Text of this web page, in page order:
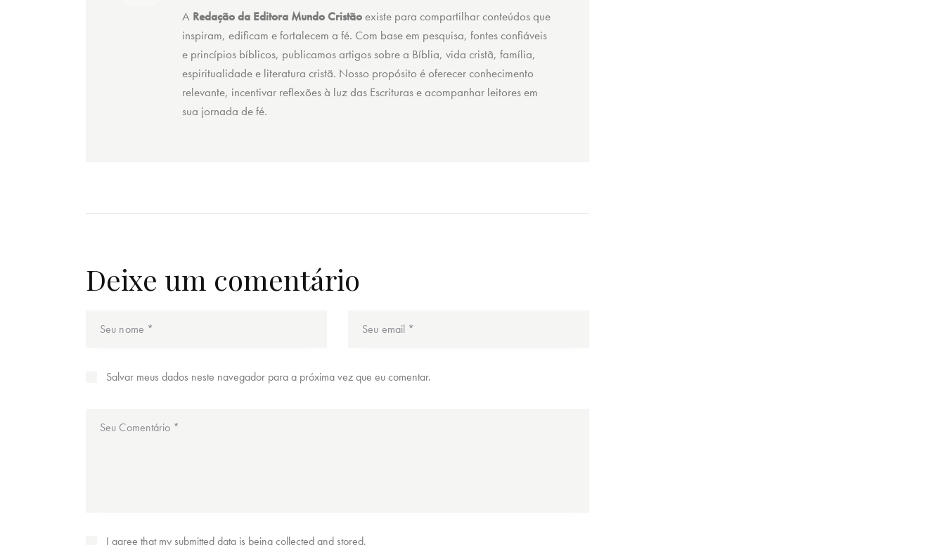
A Redação da Editora Mundo Cristãoexiste para compartilhar conteúdos que
inspiram, edificam e fortalecem a fé. Com base em pesquisa, fontes confiáveis
e princípios bíblicos, publicamos artigos sobre a Bíblia, vida cristã, família,
espiritualidade e literatura cristã. Nosso propósito é oferecer conhecimento
relevante, incentivar reflexões à luz das Escrituras e acompanhar leitores em
sua jornada de fé.
Deixe um comentário
Salvar meus dados neste navegador para a próxima vez que eu comentar.
I agree that my submitted data is being collected and stored.